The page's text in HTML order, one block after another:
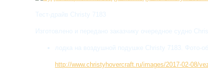
Тест-драйв Christy 7183
Изготовлено и передано заказчику очередное судно
лодка на воздушной подушке Christy 7183. Фото-
http://www.christyhovercraft.ru/images/2017-02-08/